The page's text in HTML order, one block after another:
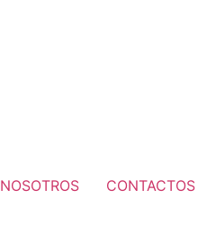
NOSOTROS CONTACTOS